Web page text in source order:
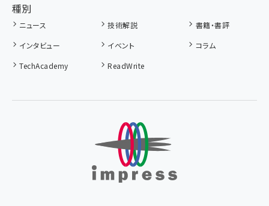
種別
ニュース 技術解説
書籍・書評
インタビュー
イベント
コラム
TechAcademy
ReadWrite